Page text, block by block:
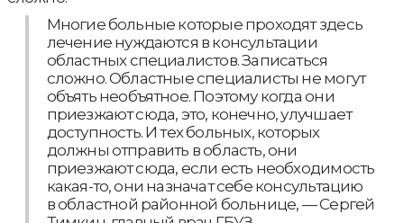
Многие больные которые проходят здесь
лечение нуждаются в консультации
областных специалистов. Записаться
сложно. Областные специалисты не могут
объять необъятное. Поэтому когда они
приезжают сюда, это, конечно, улучшает
доступность. И тех больных, которых
должны отправить в область, они
приезжают сюда, если есть необходимость
какая-то, они назначат себе консультацию
в областной районной больнице, — Сергей